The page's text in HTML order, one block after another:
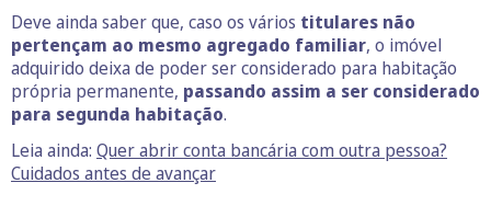
Deve ainda saber que, caso os vários titulares não
pertençam ao mesmo agregado familiar, o imóvel
adquirido deixa de poder ser considerado para habitação
própria permanente, passando assim a ser considerado
para segunda habitação.
Leia ainda: Quer abrir conta bancária com outra pessoa?
Cuidados antes de avançar